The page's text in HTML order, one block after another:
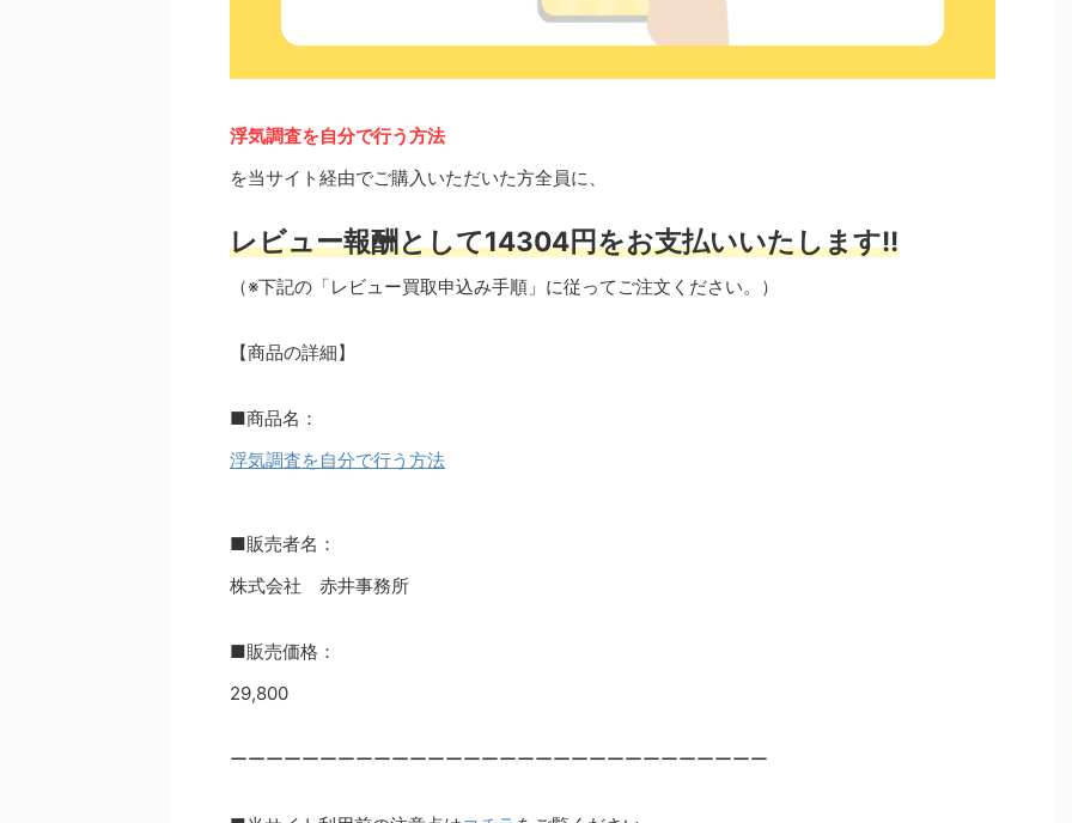
浮気調査を自分で行う方法
を当サイト経由でご購入いただいた方全員に、
レビュー報酬として14304円をお支払いいたします!!
（※下記の「レビュー買取申込み手順」に従ってご注文ください。）
【商品の詳細】
■商品名：
浮気調査を自分で行う方法
■販売者名：
株式会社 赤井事務所
■販売価格：
29,800
ーーーーーーーーーーーーーーーーーーーーーーーーーーーーーー